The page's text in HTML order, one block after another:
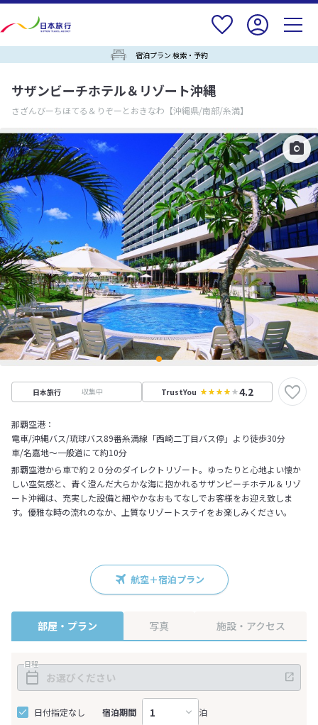
宿泊プラン 検索・予約
サザンビーチホテル＆リゾート沖縄
さざんびーちほてる＆りぞーとおきなわ 【沖縄県/南部/糸満】
日本旅行 収集中 TrustYou 4.2
那覇空港：
電車/沖縄バス/琉球バス89番糸満線「西崎二丁目バス停」より徒歩30分
車/名嘉地～一般道にて約10分
那覇空港から車で約２０分のダイレクトリゾート。ゆったりと心地よい懐か
しい空気感と、青く澄んだ大らかな海に抱かれるサザンビーチホテル＆リゾ
ート沖縄は、充実した設備と細やかなおもてなしでお客様をお迎え致しま
す。優雅な時の流れのなか、上質なリゾートステイをお楽しみください。
航空＋宿泊プラン
部屋・プラン 写真 施設・アクセス
日程
日付指定なし 宿泊期間 泊